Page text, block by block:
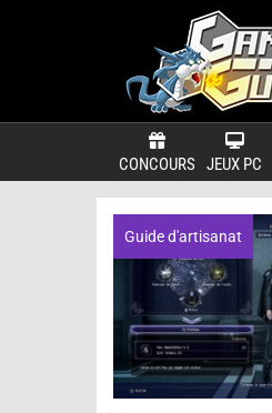
CONCOURS JEUX PC
Guide d'artisanat